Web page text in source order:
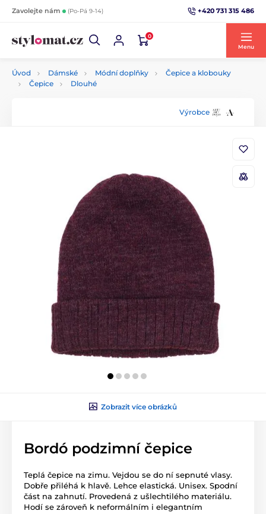
Zavolejte nám (Po-Pá 9-14) +420 731 315 486
0
Menu
Úvod Dámské Módní doplňky
Čepice a klobouky
Čepice
Dlouhé
Výrobce
Zobrazit více obrázků
Bordó podzimní čepice
Teplá čepice na zimu. Vejdou se do ní sepnuté vlasy.
Dobře přiléhá k hlavě. Lehce elastická. Unisex. Spodní
část na zahnutí. Provedená z ušlechtilého materiálu.
Hodí se zároveň k neformálním i elegantním